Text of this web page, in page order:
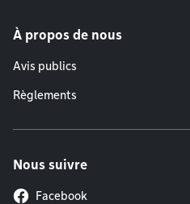
À propos de nous
Avis publics
Règlements
Nous suivre
Facebook